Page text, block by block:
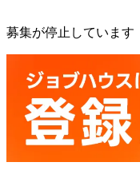
募集が停止しています